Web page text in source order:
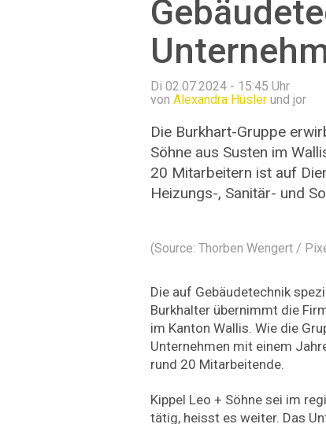
Di 02.07.2024 - 15:45 Uhr
von Alexandra Hüsler und jor
Die Burkhart-Gruppe
Söhne aus Susten im
20 Mitarbeitern ist auf
Heizungs-, Sanitär- und
(Source: Thorben Wengert /
Die auf Gebäudetechnik
Burkhalter übernimmt die
im Kanton Wallis. Wie die
Unternehmen mit einem
rund 20 Mitarbeitende.
Kippel Leo + Söhne sei im
tätig, heisst es weiter. Das